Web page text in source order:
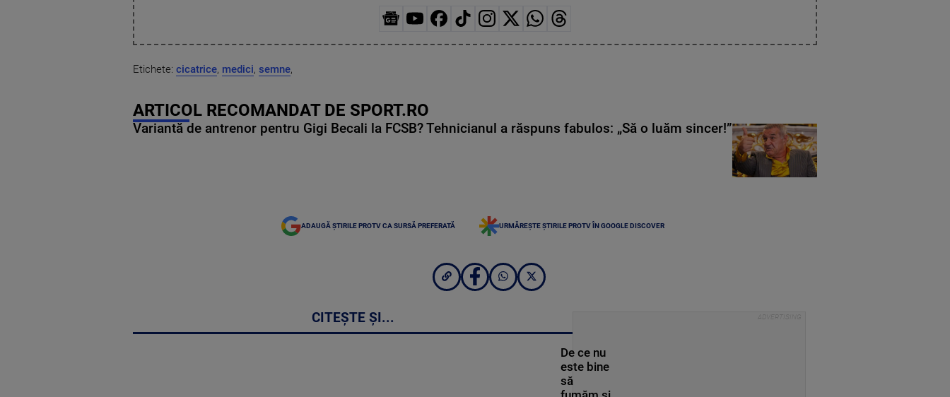
Etichete: cicatrice, medici, semne,
ARTICOL RECOMANDAT DE SPORT.RO
Variantă de antrenor pentru Gigi Becali la FCSB? Tehnicianul a răspuns fabulos: „Să o luăm sincer!”
ADAUGĂ ȘTIRILE PROTV CA SURSĂ PREFERATĂ URMĂREȘTE ȘTIRILE PROTV ÎN GOOGLE DISCOVER
CITEȘTE ȘI...
De ce nu
este bine
să